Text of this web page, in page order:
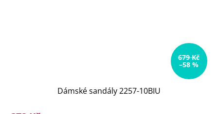
679 Kč
–58 %
Dámské sandály 2257-10BIU